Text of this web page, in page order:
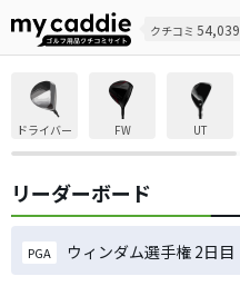
クチコミ 54,039
ドライバー FW UT
リーダーボード
PGA ウィンダム選手権 2日目